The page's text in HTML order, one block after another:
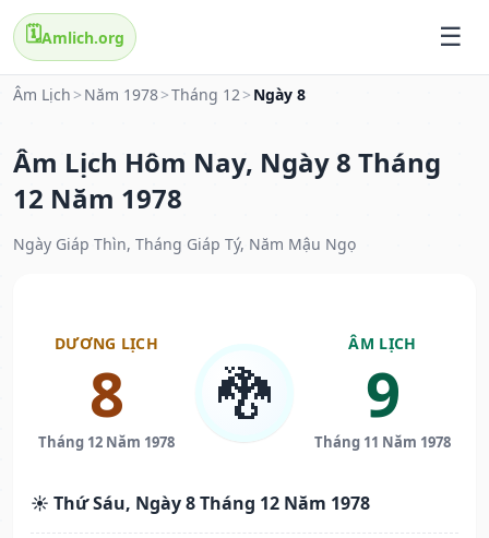
🗓️Amlich.org
Âm Lịch > Năm 1978>Tháng 12> Ngày 8
Âm Lịch Hôm Nay, Ngày 8 Tháng
12 Năm 1978
Ngày Giáp Thìn, Tháng Giáp Tý, Năm Mậu Ngọ
DƯƠNG LỊCH
8
Tháng 12 Năm 1978
🐉
ÂM LỊCH
9
Tháng 11 Năm 1978
☀️ Thứ Sáu, Ngày 8 Tháng 12 Năm 1978